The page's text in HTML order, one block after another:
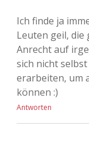
Ich finde ja
Leuten geil, die
Anrecht auf
sich nicht
erarbeiten, um
können :)
Antworten